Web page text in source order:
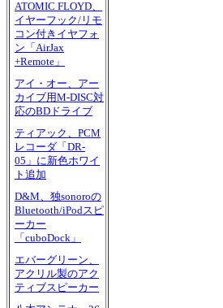
ATOMIC FLOYD、
イヤーフック/リモ
コン付きイヤフォ
ン「AirJax
+Remote」
アイ・オー、アー
カイブ用M-DISC対
応のBDドライブ
ティアック、PCM
レコーダ「DR-
05」に新色ホワイ
ト追加
D&M、独sonoroの
Bluetooth/iPodスピ
ーカー
「cuboDock」
エバーグリーン、
アクリル製のアク
ティブスピーカー